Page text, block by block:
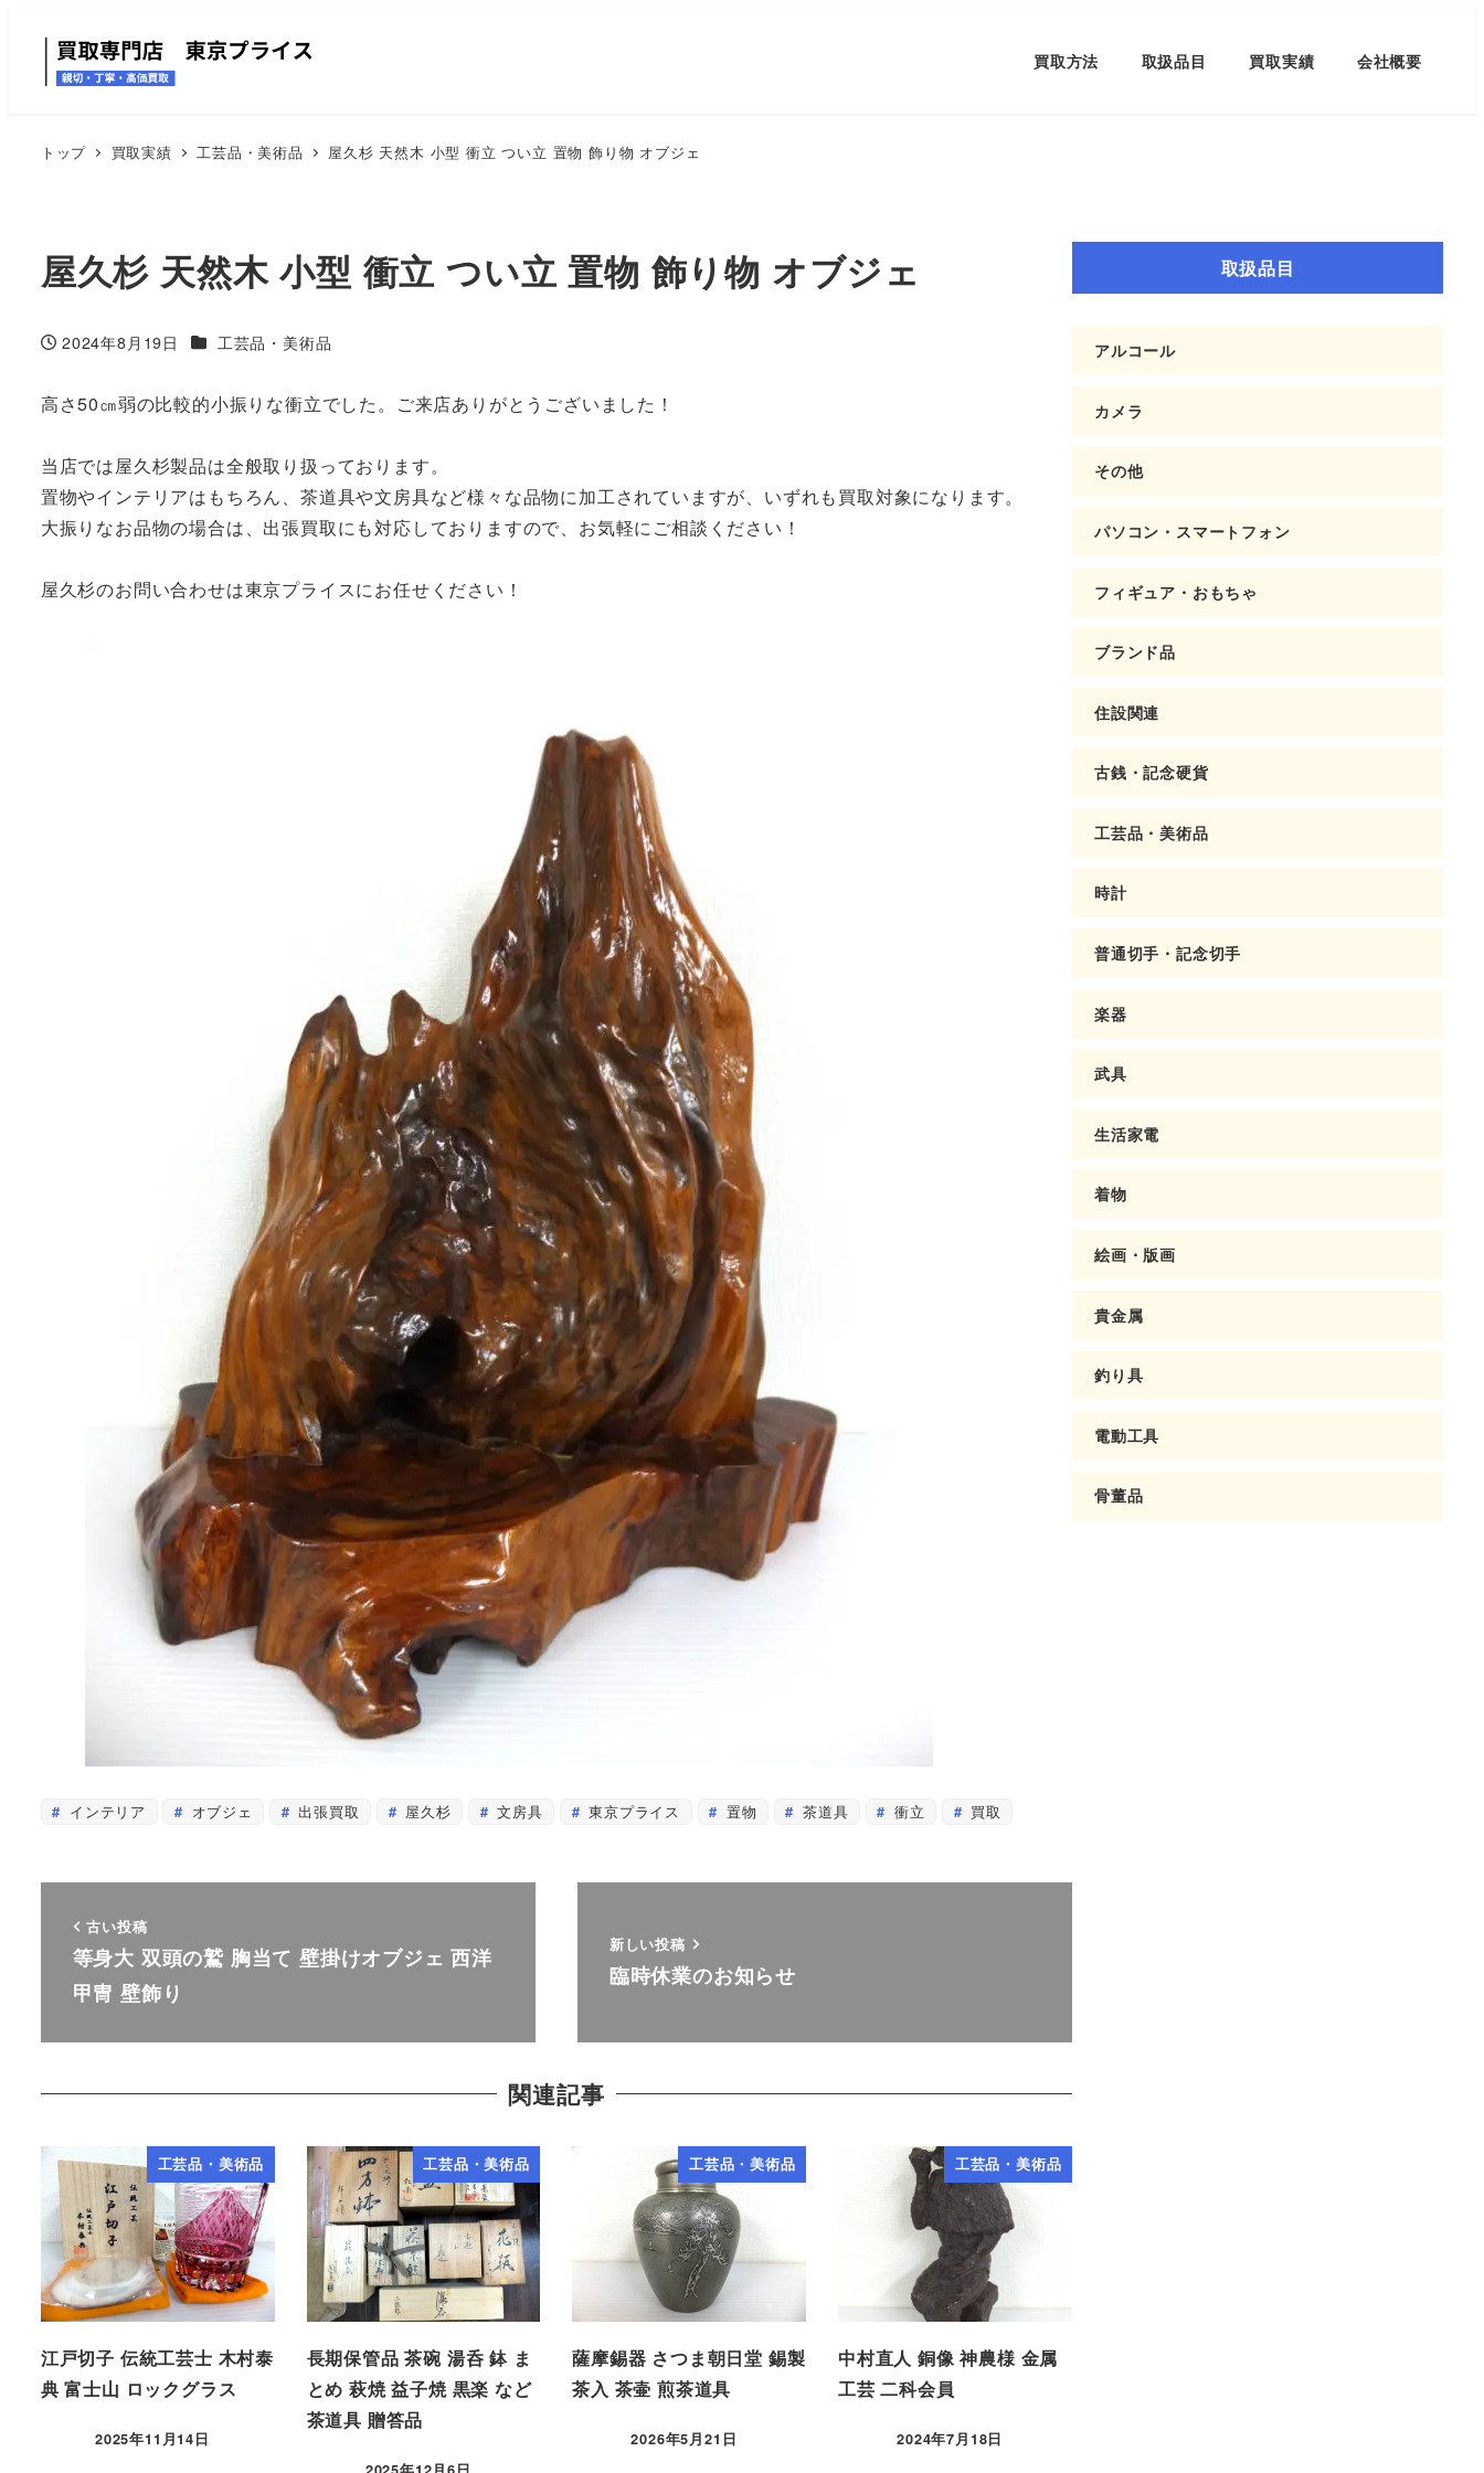
買取方法 取扱品目 買取実績 会社概要
トップ 買取実績 工芸品・美術品 屋久杉 天然木 小型 衝立 つい立 置物 飾り物 オブジェ
屋久杉 天然木 小型 衝立 つい立 置物 飾り物 オブジェ
投稿日
2024年8月19日 カテゴリー
工芸品・美術品
高さ50㎝弱の比較的小振りな衝立でした。ご来店ありがとうございました！
当店では屋久杉製品は全般取り扱っております。
置物やインテリアはもちろん、茶道具や文房具など様々な品物に加工されていますが、いずれも買取対象になります。
大振りなお品物の場合は、出張買取にも対応しておりますので、お気軽にご相談ください！
屋久杉のお問い合わせは東京プライスにお任せください！
インテリア オブジェ 出張買取 屋久杉 文房具 東京プライス 置物 茶道具 衝立 買取
古い投稿
等身大 双頭の鷲 胸当て 壁掛けオブジェ 西洋
甲冑 壁飾り
新しい投稿
臨時休業のお知らせ
関連記事
工芸品・美術品
江戸切子 伝統工芸士 木村泰
典 富士山 ロックグラス
2025年11月14日
工芸品・美術品
長期保管品 茶碗 湯呑 鉢 ま
とめ 萩焼 益子焼 黒楽 など
茶道具 贈答品
工芸品・美術品
薩摩錫器 さつま朝日堂 錫製
茶入 茶壷 煎茶道具
2026年5月21日
工芸品・美術品
中村直人 銅像 神農様 金属
工芸 二科会員
2024年7月18日
取扱品目
アルコール
カメラ
その他
パソコン・スマートフォン
フィギュア・おもちゃ
ブランド品
住設関連
古銭・記念硬貨
工芸品・美術品
時計
普通切手・記念切手
楽器
武具
生活家電
着物
絵画・版画
貴金属
釣り具
電動工具
骨董品